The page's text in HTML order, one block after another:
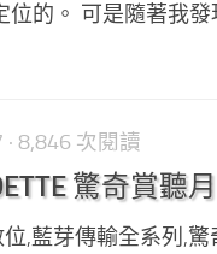
的。 可是隨著我發
· 8,846 次閱讀
驚奇賞聽月
位,藍芽傳輸全系列,